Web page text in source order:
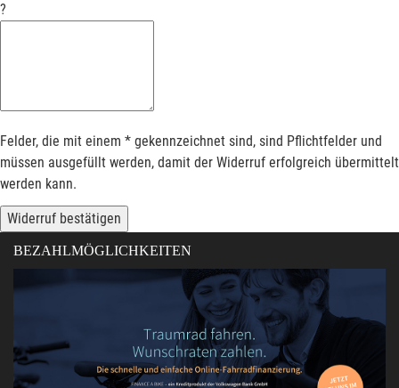
?
Felder, die mit einem * gekennzeichnet sind, sind Pflichtfelder und
müssen ausgefüllt werden, damit der Widerruf erfolgreich übermittelt
werden kann.
Widerruf bestätigen
BEZAHLMÖGLICHKEITEN